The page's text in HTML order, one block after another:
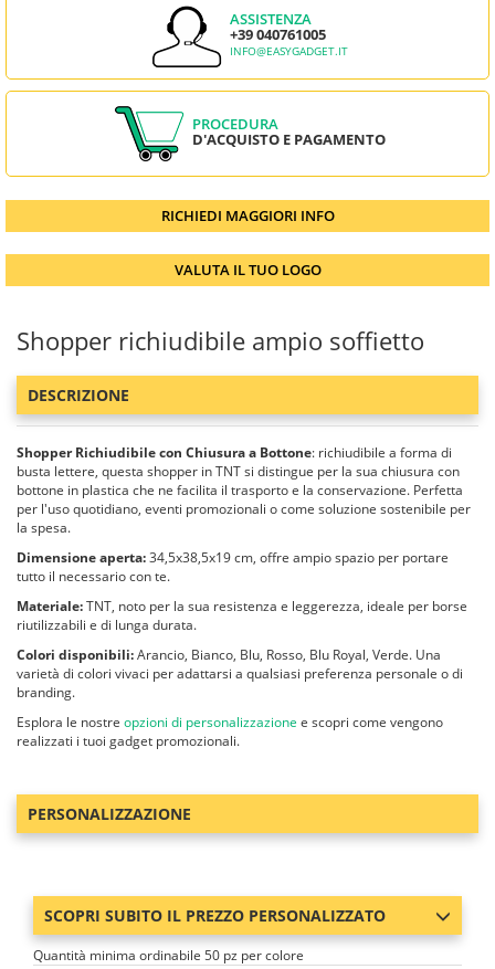
ASSISTENZA
+39 040761005
INFO@EASYGADGET.IT
PROCEDURA
D'ACQUISTO E PAGAMENTO
RICHIEDI MAGGIORI INFO
VALUTA IL TUO LOGO
Shopper richiudibile ampio soffietto
DESCRIZIONE
Shopper Richiudibile con Chiusura a Bottone: richiudibile a forma di
busta lettere, questa shopper in TNT si distingue per la sua chiusura con
bottone in plastica che ne facilita il trasporto e la conservazione. Perfetta
per l'uso quotidiano, eventi promozionali o come soluzione sostenibile per
la spesa.
Dimensione aperta:34,5x38,5x19 cm, offre ampio spazio per portare
tutto il necessario con te.
Materiale:TNT, noto per la sua resistenza e leggerezza, ideale per borse
riutilizzabili e di lunga durata.
Colori disponibili:Arancio, Bianco, Blu, Rosso, Blu Royal, Verde. Una
varietà di colori vivaci per adattarsi a qualsiasi preferenza personale o di
branding.
Esplora le nostre opzioni di personalizzazione e scopri come vengono
realizzati i tuoi gadget promozionali.
PERSONALIZZAZIONE
SCOPRI SUBITO IL PREZZO PERSONALIZZATO
Quantità minima ordinabile 50 pz per colore